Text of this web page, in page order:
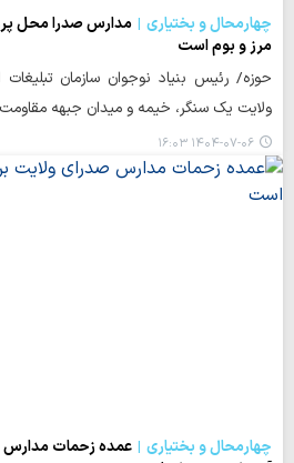
چهارمحال و بختیاری
مدارس صدرا محل
مرز و بوم است
حوزه/ رئیس بنیاد نوجوان سازمان
ولایت یک سنگر، خیمه و میدان جبهه
۱۴۰۴-۰۷-۰۶ ۱۶:۰۳
چهارمحال و بختیاری
عمده زحمات